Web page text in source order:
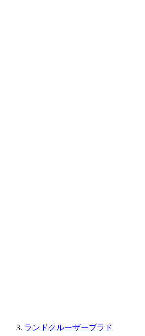
ランドクルーザープラド